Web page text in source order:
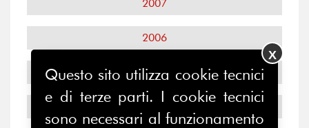
2007
2006
2005
2004
Questo sito utilizza cookie tecnici
e di terze parti. I cookie tecnici
sono necessari al funzionamento
X